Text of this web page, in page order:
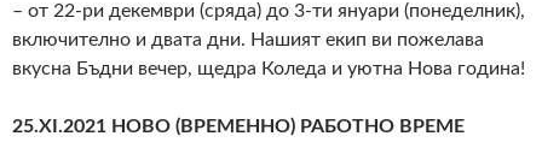
– от 22-ри декември (сряда) до 3-ти януари (понеделник),
включително и двата дни. Нашият екип ви пожелава
вкусна Бъдни вечер, щедра Коледа и уютна Нова година!
25.XI.2021 НОВО (ВРЕМЕННО) РАБОТНО ВРЕМЕ